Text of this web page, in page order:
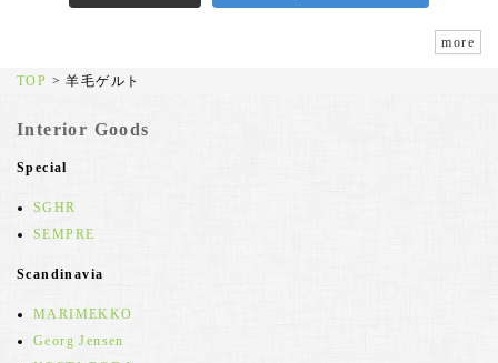
more
TOP >羊毛ゲルト
Interior Goods
Special
SGHR
SEMPRE
Scandinavia
MARIMEKKO
Georg Jensen